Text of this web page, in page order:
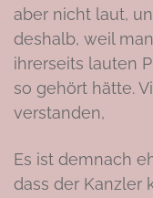
aber nicht laut,
deshalb, weil
ihrerseits lauten
so gehört hätte.
verstanden,
Es ist demnach
dass der Kanzler